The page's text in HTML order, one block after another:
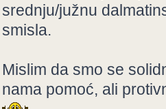
srednju/južnu
smisla.
Mislim da smo se
nama pomoć, ali